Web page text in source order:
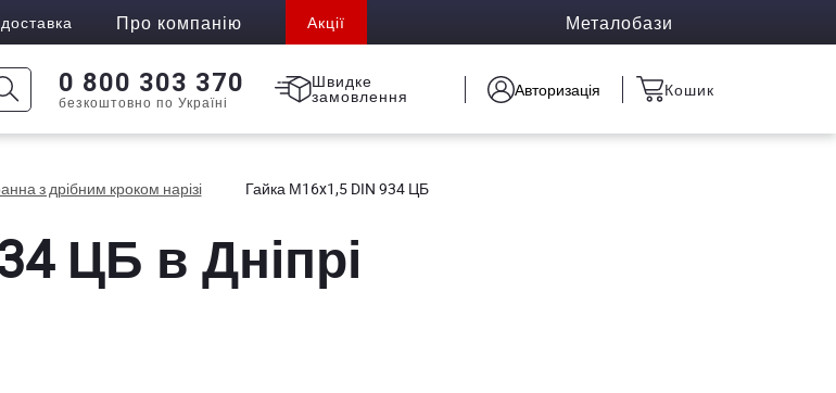
Про компанію Акції Металобази
0 800 303 370
безкоштовно по Україні
Швидке
замовлення Авторизація Кошик
з дрібним кроком нарізі Гайка М16x1,5 DIN 934 ЦБ
ЦБ в Дніпрі